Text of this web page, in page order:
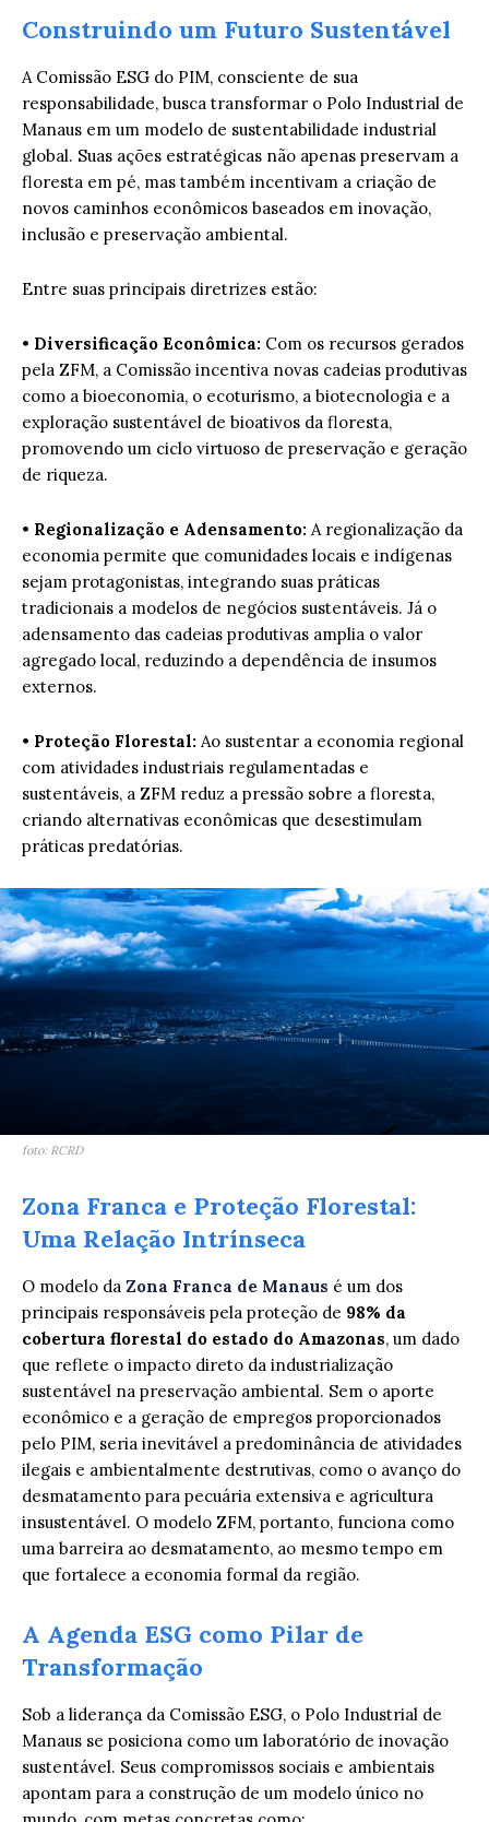
Construindo um Futuro Sustentável
A Comissão ESG do PIM, consciente de sua
responsabilidade, busca transformar o Polo Industrial de
Manaus em um modelo de sustentabilidade industrial
global. Suas ações estratégicas não apenas preservam a
floresta em pé, mas também incentivam a criação de
novos caminhos econômicos baseados em inovação,
inclusão e preservação ambiental.
Entre suas principais diretrizes estão:
• Diversificação Econômica: Com os recursos gerados
pela ZFM, a Comissão incentiva novas cadeias produtivas
como a bioeconomia, o ecoturismo, a biotecnologia e a
exploração sustentável de bioativos da floresta,
promovendo um ciclo virtuoso de preservação e geração
de riqueza.
• Regionalização e Adensamento: A regionalização da
economia permite que comunidades locais e indígenas
sejam protagonistas, integrando suas práticas
tradicionais a modelos de negócios sustentáveis. Já o
adensamento das cadeias produtivas amplia o valor
agregado local, reduzindo a dependência de insumos
externos.
• Proteção Florestal: Ao sustentar a economia regional
com atividades industriais regulamentadas e
sustentáveis, a ZFM reduz a pressão sobre a floresta,
criando alternativas econômicas que desestimulam
práticas predatórias.
foto: RCRD
Zona Franca e Proteção Florestal:
Uma Relação Intrínseca
O modelo da Zona Franca de Manaus é um dos
principais responsáveis pela proteção de 98% da
cobertura florestal do estado do Amazonas, um dado
que reflete o impacto direto da industrialização
sustentável na preservação ambiental. Sem o aporte
econômico e a geração de empregos proporcionados
pelo PIM, seria inevitável a predominância de atividades
ilegais e ambientalmente destrutivas, como o avanço do
desmatamento para pecuária extensiva e agricultura
insustentável. O modelo ZFM, portanto, funciona como
uma barreira ao desmatamento, ao mesmo tempo em
que fortalece a economia formal da região.
A Agenda ESG como Pilar de
Transformação
Sob a liderança da Comissão ESG, o Polo Industrial de
Manaus se posiciona como um laboratório de inovação
sustentável. Seus compromissos sociais e ambientais
apontam para a construção de um modelo único no